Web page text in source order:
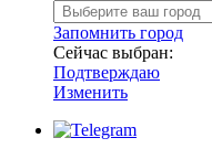
Запомнить город
Сейчас выбран:
Подтверждаю
Изменить